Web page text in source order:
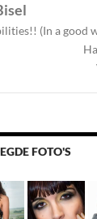
(In a good
FOTO'S